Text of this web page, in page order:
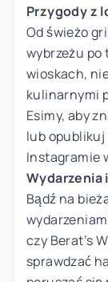
Przygody z
Od świeżo
wybrzeżu po
wioskach,
kulinarnymi
Esimy, aby
lub
Instagramie
Wydarzenia
Bądź na
czy Berat’s
sprawdzać